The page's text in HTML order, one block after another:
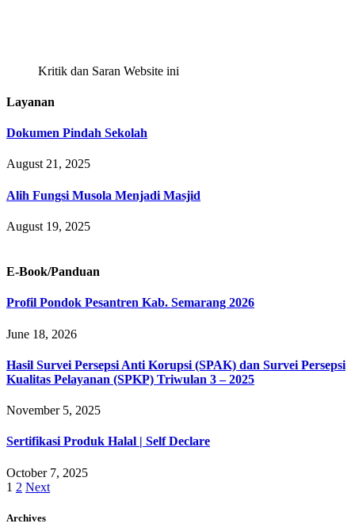
Kritik dan Saran Website ini
Layanan
Dokumen Pindah Sekolah
August 21, 2025
Alih Fungsi Musola Menjadi Masjid
August 19, 2025
E-Book/Panduan
Profil Pondok Pesantren Kab. Semarang 2026
June 18, 2026
Hasil Survei Persepsi Anti Korupsi (SPAK) dan Survei Persepsi
Kualitas Pelayanan (SPKP) Triwulan 3 – 2025
November 5, 2025
Sertifikasi Produk Halal | Self Declare
October 7, 2025
1 2 Next
Archives